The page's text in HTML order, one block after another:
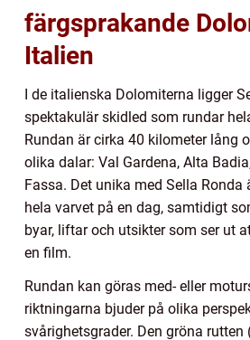
färgsprakande
Italien
I de italienska Dolomiterna ligger
spektakulär skidled som rundar
Rundan är cirka 40 kilometer lång
olika dalar: Val Gardena, Alta
Fassa. Det unika med Sella Ronda
hela varvet på en dag, samtidigt
byar, liftar och utsikter som ser ut
en film.
Rundan kan göras med- eller
riktningarna bjuder på olika
svårighetsgrader. Den gröna rutten